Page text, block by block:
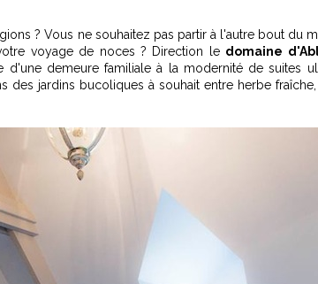
? Vous ne souhaitez pas partir à l'autre bout du
voyage de noces ? Direction le domaine
d'une demeure familiale à la modernité de suites
des jardins bucoliques à souhait entre herbe fraîche,